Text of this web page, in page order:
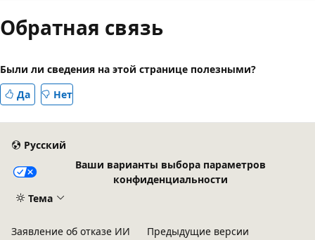
чтения
выключен
Обратная связь
Были ли сведения на этой странице полезными?
Да
Нет
Русский
Ваши варианты выбора параметров
конфиденциальности
Тема
Заявление об отказе ИИ Предыдущие версии